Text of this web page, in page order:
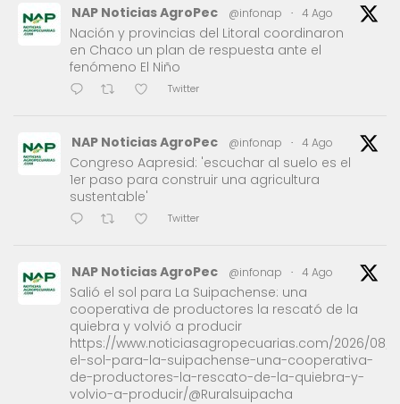
NAP Noticias AgroPec @infonap · 4 Ago
Nación y provincias del Litoral coordinaron
en Chaco un plan de respuesta ante el
fenómeno El Niño
Twitter
NAP Noticias AgroPec @infonap · 4 Ago
Congreso Aapresid: 'escuchar al suelo es el
1er paso para construir una agricultura
sustentable'
Twitter
NAP Noticias AgroPec @infonap · 4 Ago
Salió el sol para La Suipachense: una
cooperativa de productores la rescató de la
quiebra y volvió a producir
https://www.noticiasagropecuarias.com/2026/08/
el-sol-para-la-suipachense-una-cooperativa-
de-productores-la-rescato-de-la-quiebra-y-
volvio-a-producir/@Ruralsuipacha